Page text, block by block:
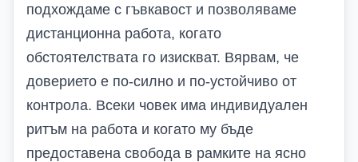
подхождаме с гъвкавост и позволяваме
дистанционна работа, когато
обстоятелствата го изискват. Вярвам, че
доверието е по-силно и по-устойчиво от
контрола. Всеки човек има индивидуален
ритъм на работа и когато му бъде
предоставена свобода в рамките на ясно